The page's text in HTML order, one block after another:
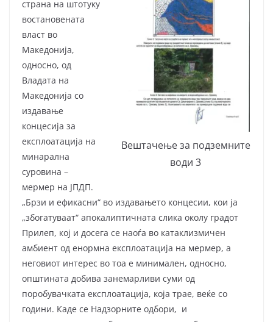
Вештачење за подземните
води 3
страна на штотуку
востановената
власт во
Македонија,
односно, од
Владата на
Македонија со
издавање
концесија за
експлоатација на
минарална
суровина –
мермер на ЈПДП.
„Брзи и ефикасни“ во издавањето концесии, кои ја
„збогатуваат“ апокалиптичната слика околу градот
Прилеп, кој и досега се наоѓа во катаклизмичен
амбиент од енормна експлоатација на мермер, а
неговиот интерес во тоа е минимален, односно,
општината добива занемарливи суми од
поробувачката експлоатација, која трае, веќе со
години. Каде се Надзорните одбори, и